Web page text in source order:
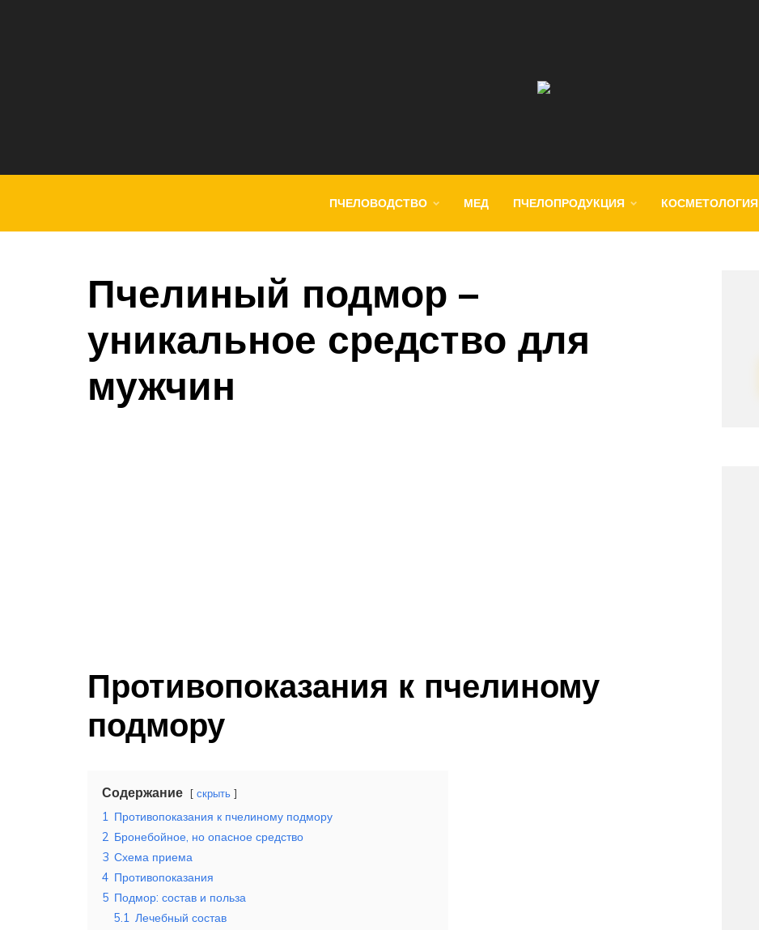
ПЧЕЛОВОДСТВО МЕД ПЧЕЛОПРОДУКЦИЯ КОСМЕТОЛОГИЯ
Пчелиный подмор –
уникальное средство для
мужчин
Противопоказания к пчелиному
подмору
Содержание скрыть
1 Противопоказания к пчелиному подмору
2 Бронебойное, но опасное средство
3 Схема приема
4 Противопоказания
5 Подмор: состав и польза
5.1 Лечебный состав